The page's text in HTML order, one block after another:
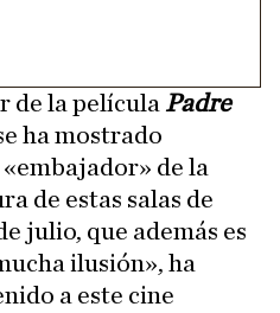
de la película Padre
ha mostrado
«embajador» de la
de estas salas de
julio, que además es
ilusión», ha
a este cine